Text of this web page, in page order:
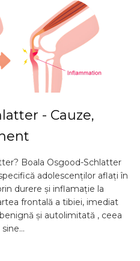
- Cauze,
Boala Osgood-Schlatter
adolescenților aflați în
durere și inflamație la
frontală a tibiei, imediat
și autolimitată , ceea